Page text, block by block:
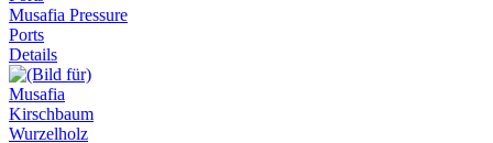
Musafia Pressure
Ports
Details